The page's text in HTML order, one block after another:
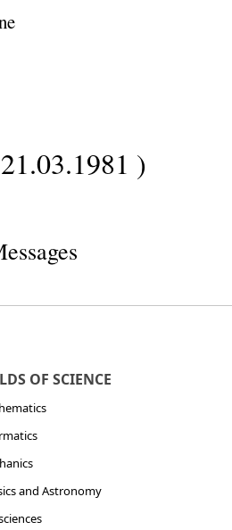
)
OF SCIENCE
and Astronomy